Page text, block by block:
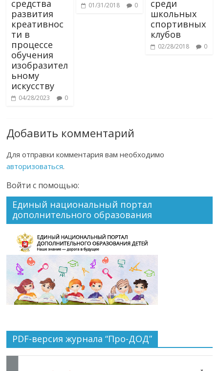
средства
развития
креативнос
ти в
процессе
обучения
изобразител
ьному
искусству
04/28/2023 0
01/31/2018 0
среди
школьных
спортивных
клубов
02/28/2018 0
Добавить комментарий
Для отправки комментария вам необходимо
авторизоваться.
Войти с помощью:
Единый национальный портал
дополнительного образования
PDF-версия журнала “Про-ДОД”